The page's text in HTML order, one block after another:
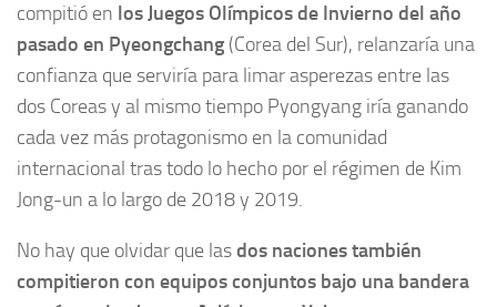
compitió en los Juegos Olímpicos de Invierno del año
pasado en Pyeongchang (Corea del Sur), relanzaría una
confianza que serviría para limar asperezas entre las
dos Coreas y al mismo tiempo Pyongyang iría ganando
cada vez más protagonismo en la comunidad
internacional tras todo lo hecho por el régimen de Kim
Jong-un a lo largo de 2018 y 2019.
No hay que olvidar que lasdos naciones también
compitieron con equipos conjuntos bajo una bandera